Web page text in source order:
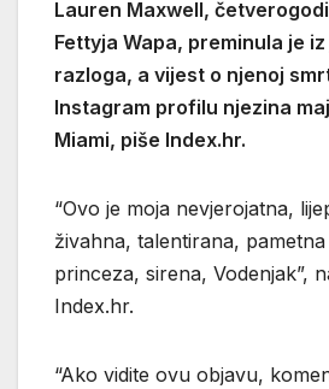
Lauren Maxwell,
Fettyja Wapa, preminula je
razloga, a vijest o njenoj
Instagram profilu njezina
Miami, piše Index.hr.
“Ovo je moja nevjerojatna,
živahna, talentirana,
princeza, sirena, Vodenjak”,
Index.hr.
“Ako vidite ovu objavu,